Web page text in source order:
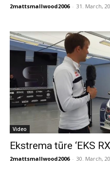
2mattsmallwood2006 - 31. March,
Video
Ekstrema tūre ‘EKS
2mattsmallwood2006 - 30. March,